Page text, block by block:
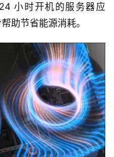
小时开机的服务器应
助节省能源消耗。